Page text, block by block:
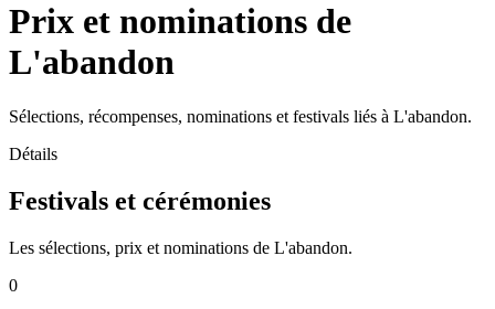
Prix et nominations de
L'abandon
Sélections, récompenses, nominations et festivals liés à L'abandon.
Détails
Festivals et cérémonies
Les sélections, prix et nominations de L'abandon.
0